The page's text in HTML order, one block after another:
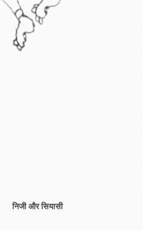
निजी और सियासी